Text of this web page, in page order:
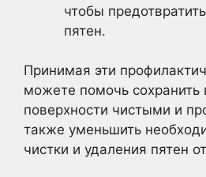
чтобы
пятен.
Принимая эти
можете помочь сохранить
поверхности чистыми и
также уменьшить
чистки и удаления пятен